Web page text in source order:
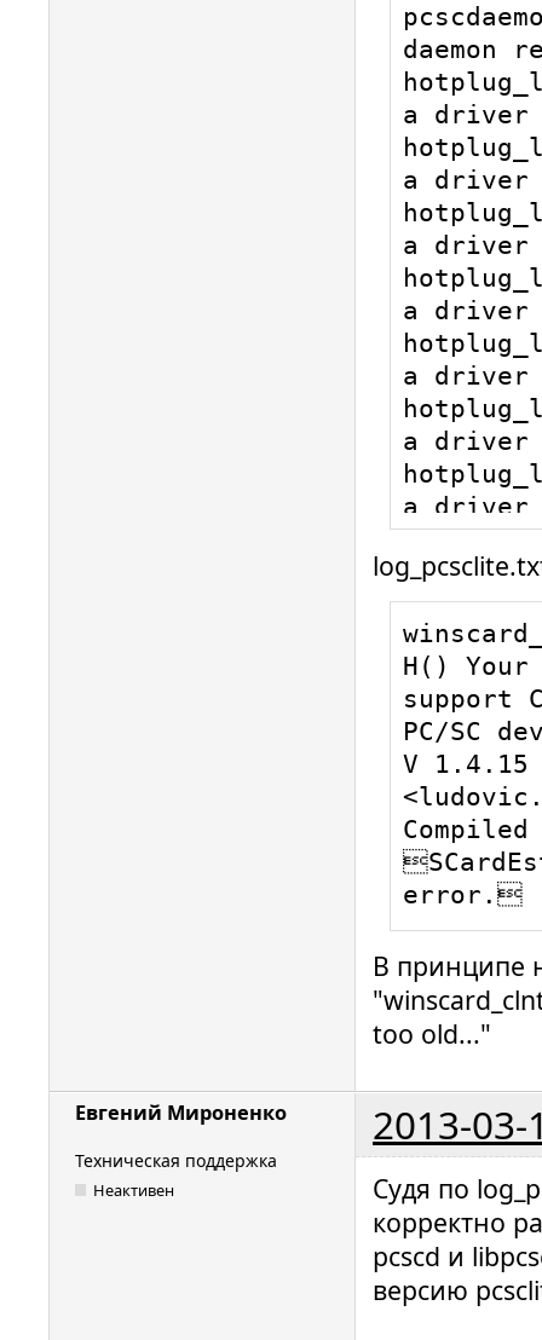
H()
support
PC/SC
V 1.4.15
error.
В принципе
too old..."
Евгений Мироненко 2013-03-
Техническая поддержка
Неактивен
Судя по
корректно
pcscd и
версию